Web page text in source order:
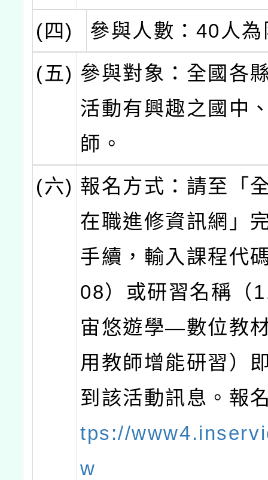
(四)
參與人數：40人
(五) 參與對象：全國各
活動有興趣之國中
師。
(六) 報名方式：請至「
在職進修資訊網」
手續，輸入課程代
08）或研習名稱（
宙悠遊學—數位教
用教師增能研習）
到該活動訊息。報
tps://
w